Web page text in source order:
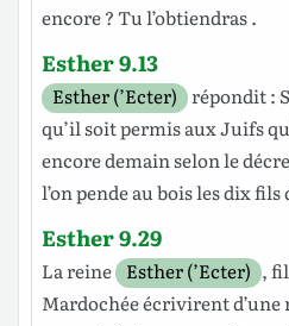
encore? Tul’obtiendras.
Esther 9.13
Esther (’Ecter) répondit:
qu’il soitpermisauxJuifs
encoredemainselon le
l’onpendeauboislesdixfils
Esther 9.29
Lareine Esther (’Ecter) ,
Mardochéeécrivirent